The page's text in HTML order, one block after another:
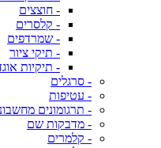
- חוצצים
- קלסרים
- שמרדפים
- תיקי ציור
- תיקיות
- סרגלים
- עטיפות
- תרגומונים
- מדבקות שם
- קלמרים